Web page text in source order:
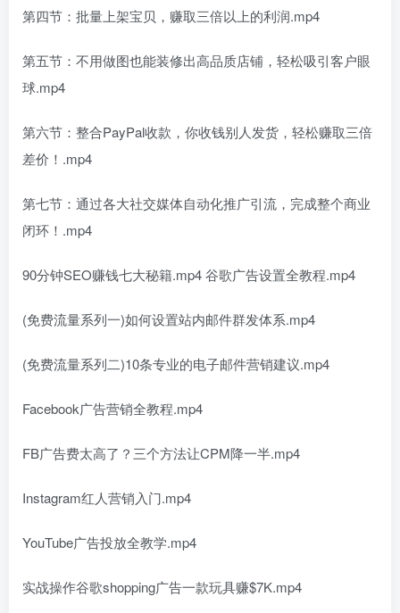
第四节：批量上架宝贝，赚取三倍以上的利润.mp4
第五节：不用做图也能装修出高品质店铺，轻松吸引客户眼
球.mp4
第六节：整合PayPal收款，你收钱别人发货，轻松赚取三倍
差价！.mp4
第七节：通过各大社交媒体自动化推广引流，完成整个商业
闭环！.mp4
90分钟SEO赚钱七大秘籍.mp4 谷歌广告设置全教程.mp4
(免费流量系列一)如何设置站内邮件群发体系.mp4
(免费流量系列二)10条专业的电子邮件营销建议.mp4
Facebook广告营销全教程.mp4
FB广告费太高了？三个方法让CPM降一半.mp4
Instagram红人营销入门.mp4
YouTube广告投放全教学.mp4
实战操作谷歌shopping广告一款玩具赚$7K.mp4